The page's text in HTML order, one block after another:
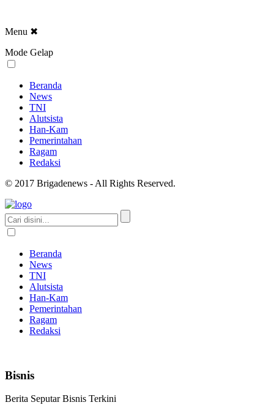
Menu ✖
Mode Gelap
Beranda
News
TNI
Alutsista
Han-Kam
Pemerintahan
Ragam
Redaksi
© 2017 Brigadenews - All Rights Reserved.
Beranda
News
TNI
Alutsista
Han-Kam
Pemerintahan
Ragam
Redaksi
Bisnis
Berita Seputar Bisnis Terkini